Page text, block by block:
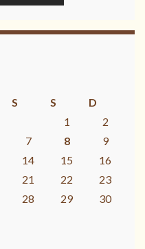
S S
D
1
2
7 8
9
14 15
16
21 22
23
28 29
30